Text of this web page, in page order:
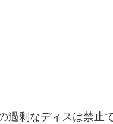
過剰なディスは禁止